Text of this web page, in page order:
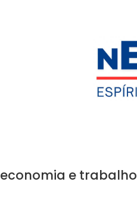
economia e trabalho